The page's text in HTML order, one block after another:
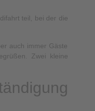
teil, bei der die
auch immer Gäste
Zwei kleine